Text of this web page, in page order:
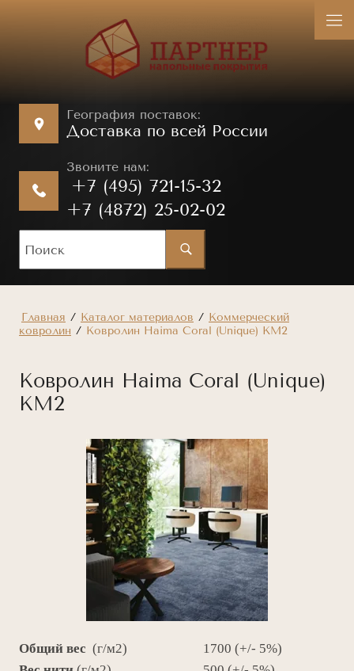
География поставок:
Доставка по всей России
Звоните нам:
+7 (495) 721-15-32
+7 (4872) 25-02-02
Главная / Каталог материалов / Коммерческий
ковролин / Ковролин Haima Coral (Unique) КМ2
Ковролин Haima Coral (Unique)
КМ2
Общий вес (г/м2) 1700 (+/- 5%)